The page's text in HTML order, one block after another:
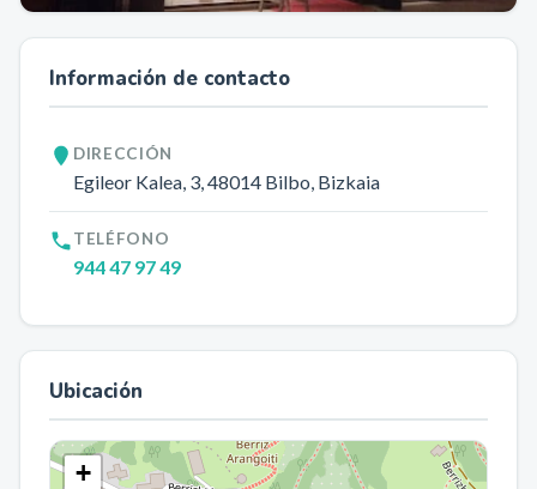
Información de contacto
DIRECCIÓN
Egileor Kalea, 3, 48014 Bilbo, Bizkaia
TELÉFONO
944 47 97 49
Ubicación
+